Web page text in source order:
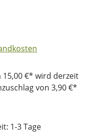
€* wird derzeit
von 3,90 €*
1-3 Tage